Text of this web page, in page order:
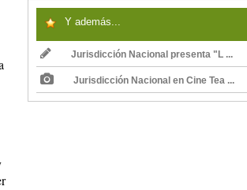
Y además...
Jurisdicción Nacional presenta "L ...
Jurisdicción Nacional en Cine Tea ...